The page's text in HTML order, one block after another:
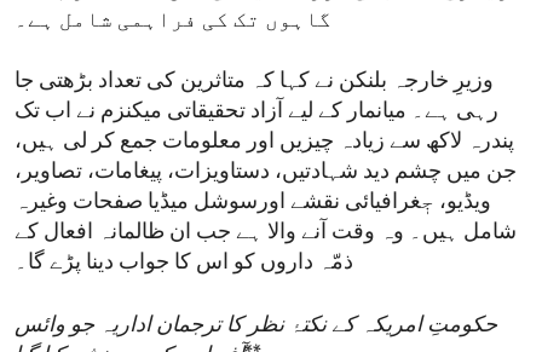
گاہوں تک کی فراہمی شامل ہے۔
وزیرِ خارجہ بلنکن نے کہا کہ متاثرین کی تعداد بڑھتی جا
رہی ہے۔ میانمار کے لیے آزاد تحقیقاتی میکنزم نے اب تک
پندرہ لاکھ سے زیادہ چیزیں اور معلومات جمع کر لی ہیں،
جن میں چشم دید شہادتیں، دستاویزات، پیغامات، تصاویر،
ویڈیو، جٖغرافیائی نقشے اورسوشل میڈیا صفحات وغیرہ
شامل ہیں۔ وہ وقت آنے والا ہے جب ان ظالمانہ افعال کے
ذمّہ داروں کو اس کا جواب دینا پڑے گا۔
حکومتِ امریکہ کے نکتۂ نظر کا ترجمان اداریہ جو وائس